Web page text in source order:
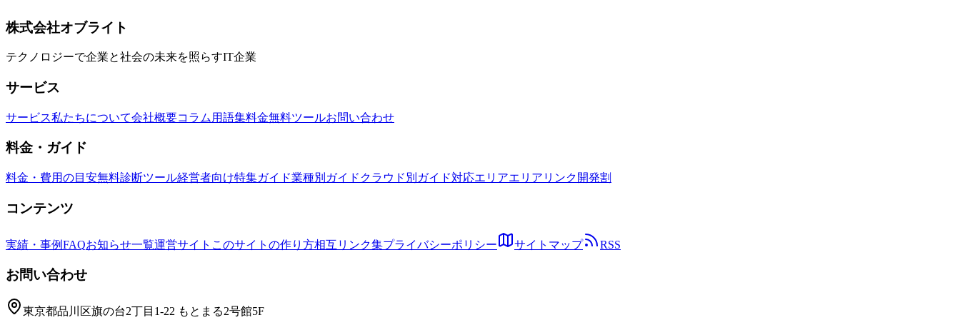
Claude Cowork
Anthropic
株式会社オブライト
テクノロジーで企業と社会の未来を照らすIT企業
サービス
サービス私たちについて会社概要コラム 用語集料金無料ツールお問い合わせ
料金・ガイド
料金・費用の目安無料診断ツール経営者向け特集ガイド業種別ガイド クラウド別ガイド対応エリアエリアリンク開発割
コンテンツ
実績・事例FAQお知らせ一覧運営サイト このサイトの作り方相互リンク集プライバシーポリシー サイトマップ RSS
お問い合わせ
東京都品川区旗の台2丁目1-22 もとまる2号館5F